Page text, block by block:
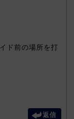
ド前の場所を打
返信